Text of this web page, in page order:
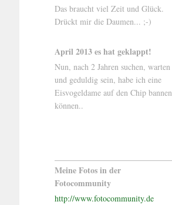
Das braucht viel Zeit und Glück.
Drückt mir die Daumen... ;-)
April 2013 es hat geklappt!
Nun, nach 2 Jahren suchen, warten
und geduldig sein, habe ich eine
Eisvogeldame auf den Chip bannen
können..
Meine Fotos in der
Fotocommunity
http://www.fotocommunity.de